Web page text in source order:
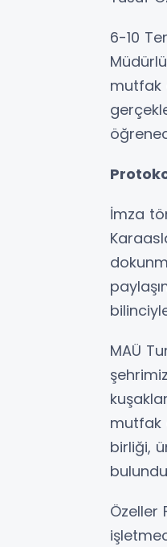
6-10
mutfak
İmza
MAÜ
mutfak
birliği,
Özeller